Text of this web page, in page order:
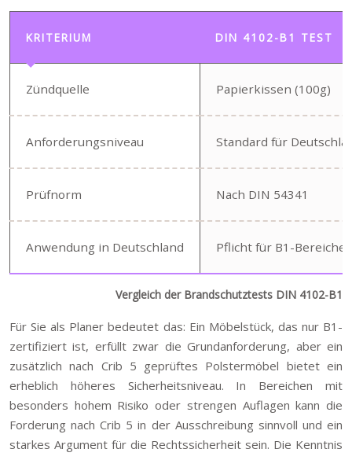
Vergleich der Brandschutztests DIN 4102-B1
KRITERIUM DIN 4102-B1 TEST
Zündquelle Papierkissen (100g)
Anforderungsniveau Standard für
Prüfnorm Nach DIN 54341
Anwendung in Deutschland Pflicht für B1-Bereiche
Für Sie als Planer bedeutet das: Ein Möbelstück, das nur B1-
zertifiziert ist, erfüllt zwar die Grundanforderung, aber ein
zusätzlich nach Crib 5 geprüftes Polstermöbel bietet ein
erheblich höheres Sicherheitsniveau. In Bereichen mit
besonders hohem Risiko oder strengen Auflagen kann die
Forderung nach Crib 5 in der Ausschreibung sinnvoll und ein
starkes Argument für die Rechtssicherheit sein. Die Kenntnis